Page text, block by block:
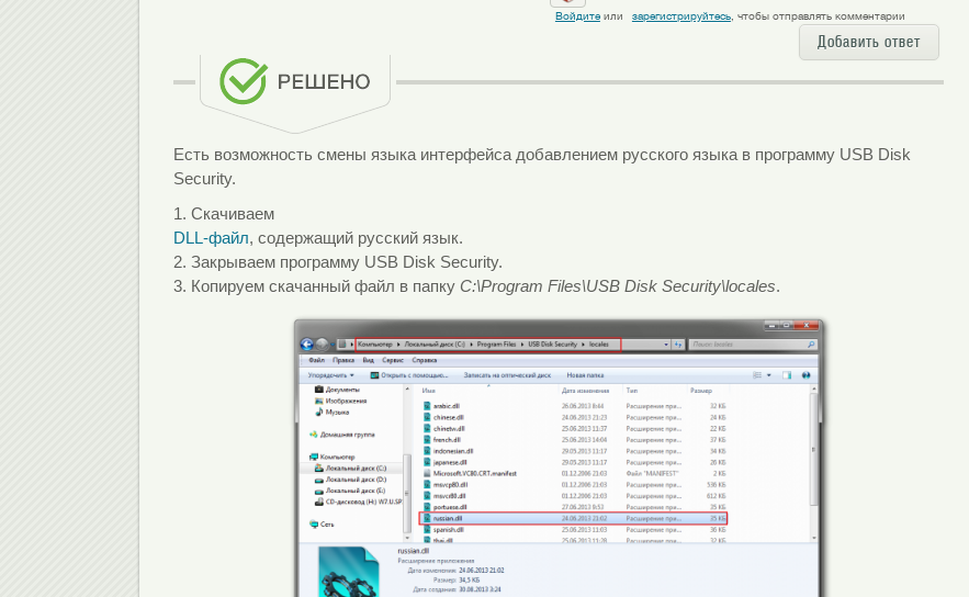
Войдитеили зарегистрируйтесь, чтобы отправлять комментарии
Добавить ответ
Есть возможность смены языка интерфейса добавлением русского языка в программу USB Disk
Security.
1. Скачиваем
DLL-файл, содержащий русский язык.
2. Закрываем программу USB Disk Security.
3. Копируем скачанный файл в папку C:\Program Files\USB Disk Security\locales.